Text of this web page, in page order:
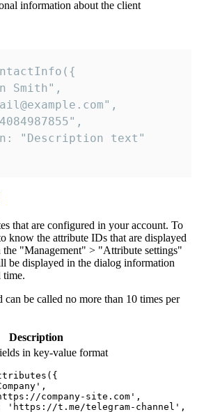
information about the client
Smith",
"Description text"
that are configured in your account. To
know the attribute IDs that are displayed
"Management" > "Attribute settings"
be displayed in the dialog information
time.
be called no more than 10 times per
Description
in key-value format
company-site.com',
'https://t.me/telegram-channel',